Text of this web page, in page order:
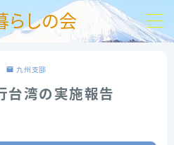
らしの会
九州支部
湾の実施報告